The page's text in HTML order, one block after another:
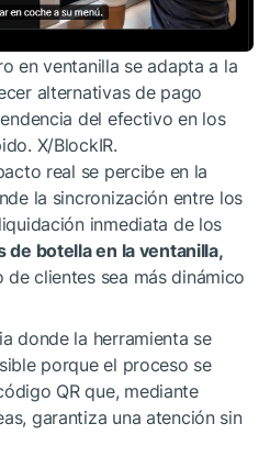
en ventanilla se adapta a la
alternativas de pago
del efectivo en los
X/BlockIR.
real se percibe en la
la sincronización entre los
inmediata de los
de botella en la ventanilla,
clientes sea más dinámico
donde la herramienta se
porque el proceso se
QR que, mediante
garantiza una atención sin